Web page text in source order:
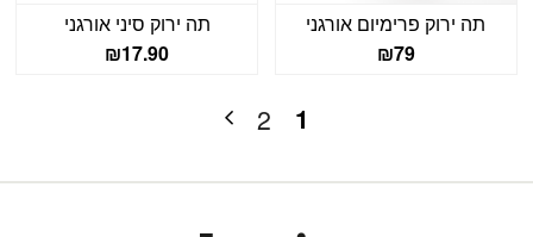
תה ירוק פרימיום אורגני
₪79
תה ירוק סיני אורגני
₪17.90
1
2